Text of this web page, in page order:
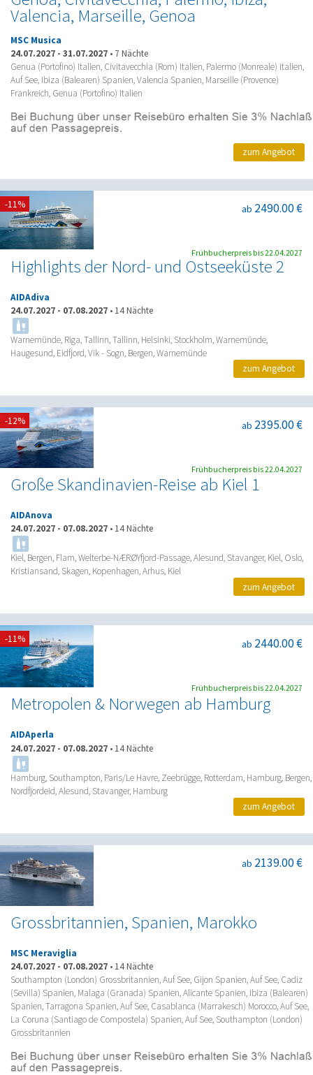
Valencia, Marseille, Genoa
MSC Musica
24.07.2027 - 31.07.2027 • 7 Nächte
Genua (Portofino) Italien, Civitavecchia (Rom) Italien, Palermo (Monreale) Italien,
Auf See, Ibiza (Balearen) Spanien, Valencia Spanien, Marseille (Provence)
Frankreich, Genua (Portofino) Italien
zum Angebot
Highlights der Nord- und Ostseeküste 2
ab 2490.00 €
AIDAdiva
24.07.2027 - 07.08.2027 • 14 Nächte
Warnemünde, Riga, Tallinn, Tallinn, Helsinki, Stockholm, Warnemünde,
Haugesund, Eidfjord, Vik - Sogn, Bergen, Warnemünde
-11%
Frühbucherpreis bis 22.04.2027
zum Angebot
Große Skandinavien-Reise ab Kiel 1
ab 2395.00 €
AIDAnova
24.07.2027 - 07.08.2027 • 14 Nächte
Kiel, Bergen, Flam, Welterbe-NÆRØYfjord-Passage, Alesund, Stavanger, Kiel, Oslo,
Kristiansand, Skagen, Kopenhagen, Arhus, Kiel
-12%
Frühbucherpreis bis 22.04.2027
zum Angebot
Metropolen & Norwegen ab Hamburg
ab 2440.00 €
AIDAperla
24.07.2027 - 07.08.2027 • 14 Nächte
Hamburg, Southampton, Paris/Le Havre, Zeebrügge, Rotterdam, Hamburg, Bergen,
Nordfjordeid, Alesund, Stavanger, Hamburg
-11%
Frühbucherpreis bis 22.04.2027
zum Angebot
Grossbritannien, Spanien, Marokko
ab 2139.00 €
MSC Meraviglia
24.07.2027 - 07.08.2027 • 14 Nächte
Southampton (London) Grossbritannien, Auf See, Gijon Spanien, Auf See, Cadiz
(Sevilla) Spanien, Malaga (Granada) Spanien, Alicante Spanien, Ibiza (Balearen)
Spanien, Tarragona Spanien, Auf See, Casablanca (Marrakesch) Morocco, Auf See,
La Coruna (Santiago de Compostela) Spanien, Auf See, Southampton (London)
Grossbritannien